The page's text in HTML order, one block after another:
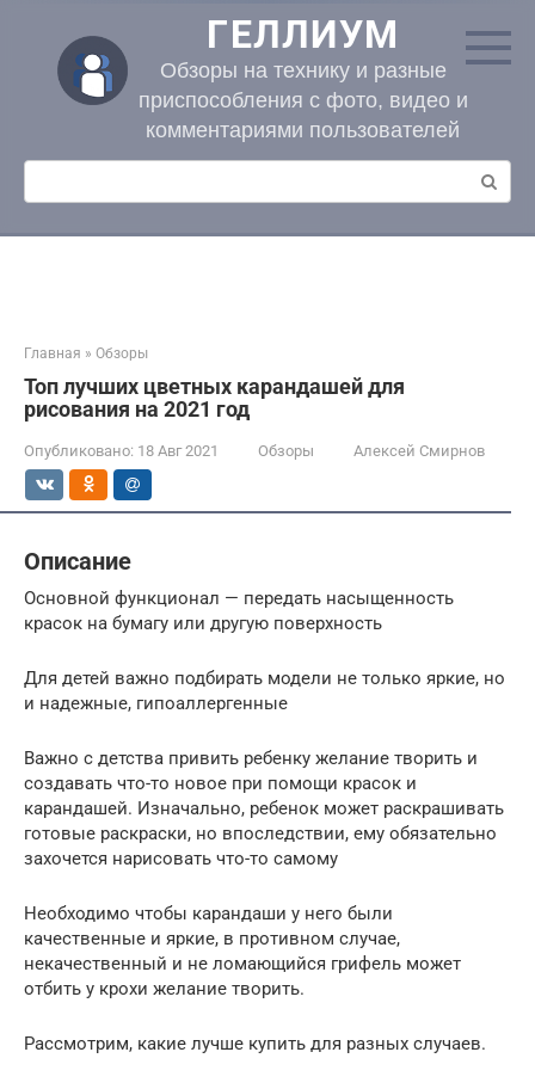
контенту
ГЕЛЛИУМ
Обзоры на технику и разные
приспособления с фото, видео и
комментариями пользователей
Поиск:
Главная » Обзоры
Топ лучших цветных карандашей для
рисования на 2021 год
Опубликовано: 18 Авг 2021 Обзоры Алексей Смирнов
Описание
Основной функционал — передать насыщенность
красок на бумагу или другую поверхность
Для детей важно подбирать модели не только яркие, но
и надежные, гипоаллергенные
Важно с детства привить ребенку желание творить и
создавать что-то новое при помощи красок и
карандашей. Изначально, ребенок может раскрашивать
готовые раскраски, но впоследствии, ему обязательно
захочется нарисовать что-то самому
Необходимо чтобы карандаши у него были
качественные и яркие, в противном случае,
некачественный и не ломающийся грифель может
отбить у крохи желание творить.
Рассмотрим, какие лучше купить для разных случаев.